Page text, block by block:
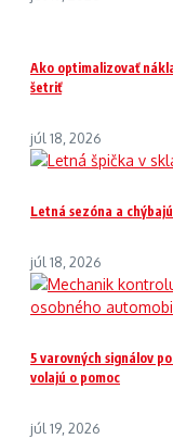
Ako optimalizovať
šetriť
júl 18, 2026
Letná sezóna a
júl 18, 2026
5 varovných signálov
volajú o pomoc
júl 19, 2026